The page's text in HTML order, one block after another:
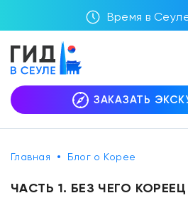
Время в
ЗАКАЗАТЬ
Главная Блог о Корее
ЧАСТЬ 1. БЕЗ ЧЕГО